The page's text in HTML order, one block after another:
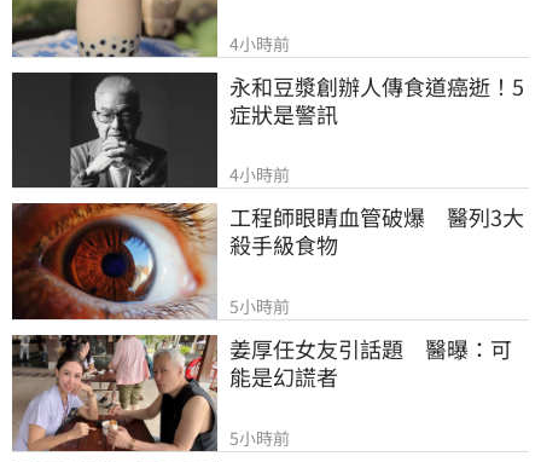
4小時前
永和豆漿創辦人傳食道癌逝！5
症狀是警訊
4小時前
工程師眼睛血管破爆　醫列3大
殺手級食物
5小時前
姜厚任女友引話題　醫曝：可
能是幻謊者
5小時前